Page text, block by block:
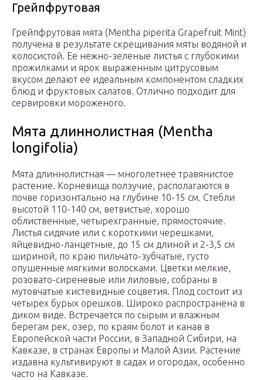
Грейпфрутовая
Грейпфрутовая мята (Mentha piperita Grapefruit Mint)
получена в результате скрещивания мяты водяной и
колосистой. Ее нежно-зеленые листья с глубокими
прожилками и ярок выраженным цитрусовым
вкусом делают ее идеальным компонентом сладких
блюд и фруктовых салатов. Отлично подходит для
сервировки мороженого.
Мята длиннолистная (Mentha
longifolia)
Мята длиннолистная — многолетнее травянистое
растение. Корневища ползучие, располагаются в
почве горизонтально на глубине 10-15 см. Стебли
высотой 110-140 см, ветвистые, хорошо
облиственные, четырехгранные, прямостоячие.
Листья сидячие или с короткими черешками,
яйцевидно-ланцетные, до 15 см длиной и 2-3,5 см
шириной, по краю пильчато-зубчатые, густо
опушенные мягкими волосками. Цветки мелкие,
розовато-сиреневые или лиловые, собраны в
мутовчатые кистевидные соцветия. Плод состоит из
четырех бурых орешков. Широко распространена в
диком виде. Встречается по сырым и влажным
берегам рек, озер, по краям болот и канав в
Европейской части России, в Западной Сибири, на
Кавказе, в странах Европы и Малой Азии. Растение
издавна культивируют в садах и огородах, особенно
часто на Кавказе.